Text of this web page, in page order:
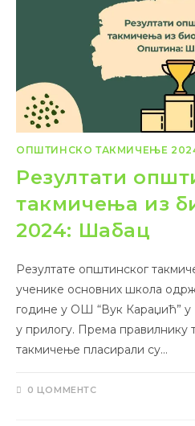
ОПШТИНСКО ТАКМИЧЕЊЕ
Резултати
такмичења из
2024: Шабац
Резултате општинског
ученике основних школа
године у ОШ “Вук Караџић”
у прилогу. Према правилнику
такмичење пласирали су…
0 ЦОММЕНТС